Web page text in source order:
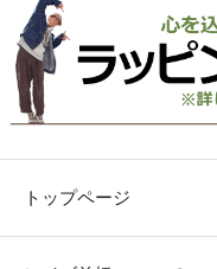
トップページ